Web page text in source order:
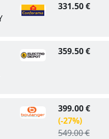
331.50 €
359.50 €
399.00 €
(-27%)
549.00 €